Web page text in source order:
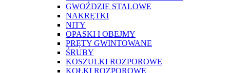
GWOŹDZIE STALOWE
NAKRĘTKI
NITY
OPASKI I OBEJMY
PRĘTY GWINTOWANE
ŚRUBY
KOSZULKI ROZPOROWE
KOŁKI ROZPOROWE